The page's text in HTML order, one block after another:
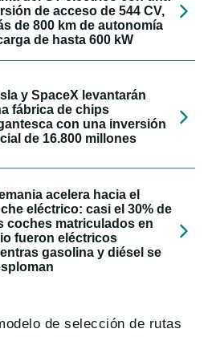
de acceso de 544 CV,
de 800 km de autonomía
de hasta 600 kW
y SpaceX levantarán
fábrica de chips
con una inversión
de 16.800 millones
acelera hacia el
eléctrico: casi el 30% de
coches matriculados en
fueron eléctricos
gasolina y diésel se
de selección de rutas